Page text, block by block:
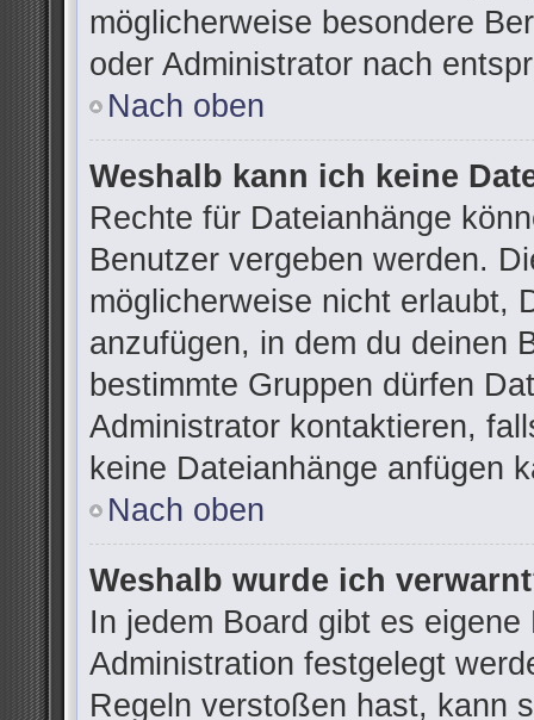
möglicherweise besondere
oder Administrator nach
Nach oben
Weshalb kann ich keine
Rechte für Dateianhänge
Benutzer vergeben werden.
möglicherweise nicht erlaubt,
anzufügen, in dem du deinen
bestimmte Gruppen dürfen
Administrator kontaktieren,
keine Dateianhänge anfügen
Nach oben
Weshalb wurde ich
In jedem Board gibt es
Administration festgelegt
Regeln verstoßen hast, kann